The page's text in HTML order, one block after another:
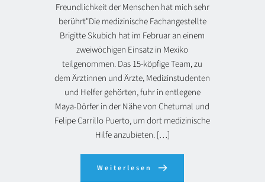
Freundlichkeit der Menschen hat mich sehr
berührt"Die medizinische Fachangestellte
Brigitte Skubich hat im Februar an einem
zweiwöchigen Einsatz in Mexiko
teilgenommen. Das 15-köpfige Team, zu
dem Ärztinnen und Ärzte, Medizinstudenten
und Helfer gehörten, fuhr in entlegene
Maya-Dörfer in der Nähe von Chetumal und
Felipe Carrillo Puerto, um dort medizinische
Hilfe anzubieten. […]
Weiterlesen